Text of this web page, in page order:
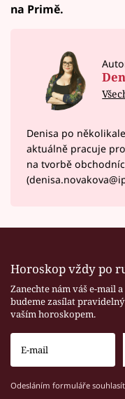
na Primě.
Denisa po
aktuálně pracuje
na tvorbě
Horoskop vždy po
Zanechte nám váš e-mail
budeme zasílat
vaším horoskopem.
Odesláním formuláře